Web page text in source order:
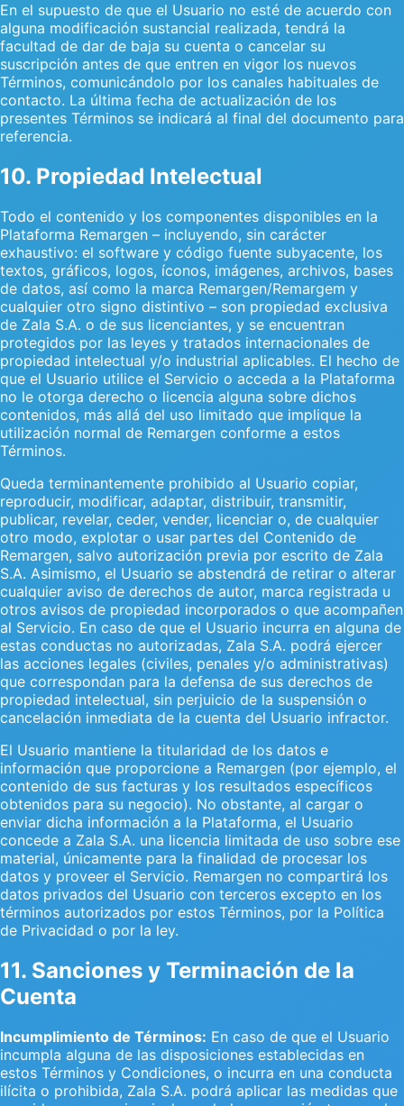
En el supuesto de que el Usuario no esté de acuerdo con
alguna modificación sustancial realizada, tendrá la
facultad de dar de baja su cuenta o cancelar su
suscripción antes de que entren en vigor los nuevos
Términos, comunicándolo por los canales habituales de
contacto. La última fecha de actualización de los
presentes Términos se indicará al final del documento para
referencia.
10. Propiedad Intelectual
Todo el contenido y los componentes disponibles en la
Plataforma Remargen – incluyendo, sin carácter
exhaustivo: el software y código fuente subyacente, los
textos, gráficos, logos, íconos, imágenes, archivos, bases
de datos, así como la marca Remargen/Remargem y
cualquier otro signo distintivo – son propiedad exclusiva
de Zala S.A. o de sus licenciantes, y se encuentran
protegidos por las leyes y tratados internacionales de
propiedad intelectual y/o industrial aplicables. El hecho de
que el Usuario utilice el Servicio o acceda a la Plataforma
no le otorga derecho o licencia alguna sobre dichos
contenidos, más allá del uso limitado que implique la
utilización normal de Remargen conforme a estos
Términos.
Queda terminantemente prohibido al Usuario copiar,
reproducir, modificar, adaptar, distribuir, transmitir,
publicar, revelar, ceder, vender, licenciar o, de cualquier
otro modo, explotar o usar partes del Contenido de
Remargen, salvo autorización previa por escrito de Zala
S.A. Asimismo, el Usuario se abstendrá de retirar o alterar
cualquier aviso de derechos de autor, marca registrada u
otros avisos de propiedad incorporados o que acompañen
al Servicio. En caso de que el Usuario incurra en alguna de
estas conductas no autorizadas, Zala S.A. podrá ejercer
las acciones legales (civiles, penales y/o administrativas)
que correspondan para la defensa de sus derechos de
propiedad intelectual, sin perjuicio de la suspensión o
cancelación inmediata de la cuenta del Usuario infractor.
El Usuario mantiene la titularidad de los datos e
información que proporcione a Remargen (por ejemplo, el
contenido de sus facturas y los resultados específicos
obtenidos para su negocio). No obstante, al cargar o
enviar dicha información a la Plataforma, el Usuario
concede a Zala S.A. una licencia limitada de uso sobre ese
material, únicamente para la finalidad de procesar los
datos y proveer el Servicio. Remargen no compartirá los
datos privados del Usuario con terceros excepto en los
términos autorizados por estos Términos, por la Política
de Privacidad o por la ley.
11. Sanciones y Terminación de la
Cuenta
Incumplimiento de Términos: En caso de que el Usuario
incumpla alguna de las disposiciones establecidas en
estos Términos y Condiciones, o incurra en una conducta
ilícita o prohibida, Zala S.A. podrá aplicar las medidas que